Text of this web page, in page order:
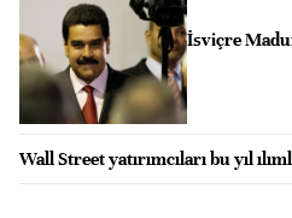
İsviçre
Wall Street yatırımcıları bu yıl